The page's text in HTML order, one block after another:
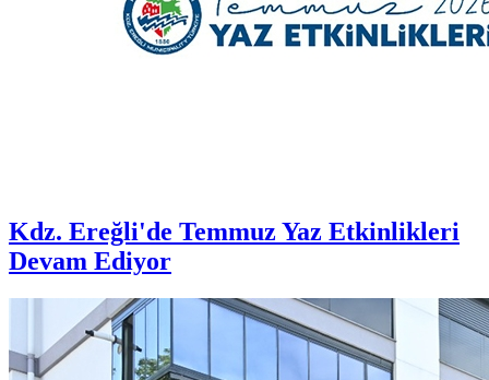
Kdz. Ereğli'de Temmuz Yaz Etkinlikleri
Devam Ediyor